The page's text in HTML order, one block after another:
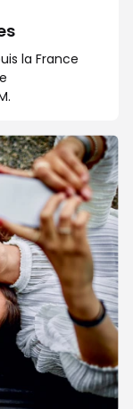
la France